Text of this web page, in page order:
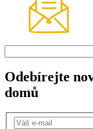
Odebírejte
domů